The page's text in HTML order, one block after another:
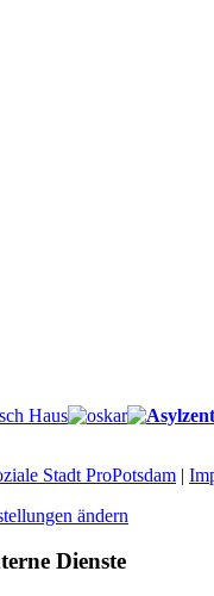
Stadt ProPotsdam |
ändern
Dienste